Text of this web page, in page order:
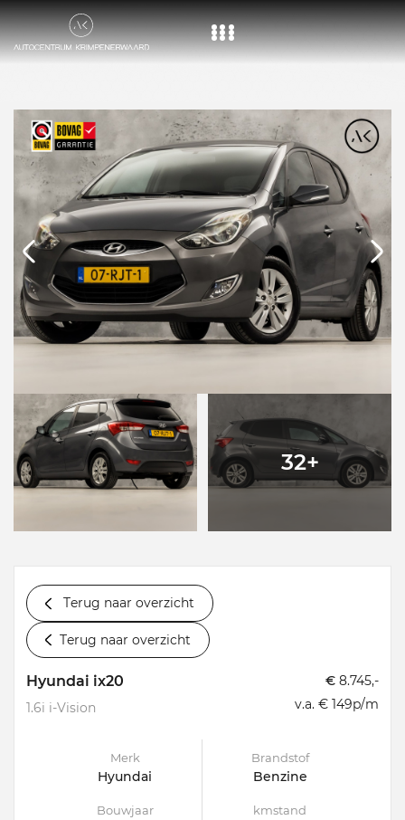
Aanbod
Diensten
Over ons
Vacature
Contact
32+
Terug naar overzicht
Terug naar overzicht
Hyundai ix20
1.6i i-Vision
€ 8.745,-
v.a. € 149p/m
Merk
Hyundai
Brandstof
Benzine
Bouwjaar kmstand